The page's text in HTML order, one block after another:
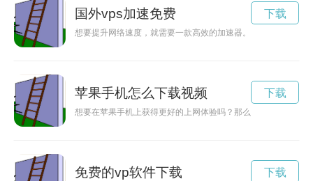
国外vps加速免费
想要提升网络速度，就需要一款高效的加速器。本文将介绍如
下载
苹果手机怎么下载视频
想要在苹果手机上获得更好的上网体验吗？那么不妨尝试下载
下载
免费的vp软件下载 下载